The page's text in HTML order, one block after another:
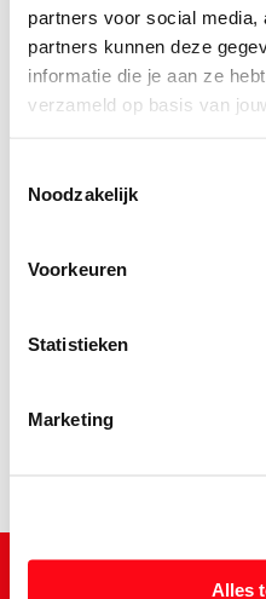
partners voor social
partners kunnen deze
informatie die je aan ze
verzameld op basis van
Noodzakelijk
Voorkeuren
Statistieken
Marketing
Alles
1.25